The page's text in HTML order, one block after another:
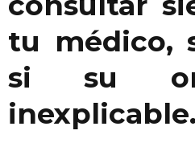
tu médico,
si su
inexplicable.